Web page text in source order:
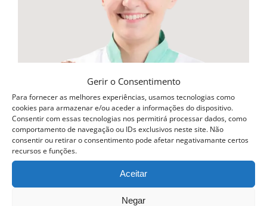
Gerir o Consentimento
Para fornecer as melhores experiências, usamos tecnologias como
cookies para armazenar e/ou aceder a informações do dispositivo.
Consentir com essas tecnologias nos permitirá processar dados, como
comportamento de navegação ou IDs exclusivos neste site. Não
consentir ou retirar o consentimento pode afetar negativamante certos
recursos e funções.
Aceitar
Negar
the
product
page